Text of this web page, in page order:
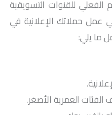
للقنوات التسويقية
حملاتك الإعلانية في
ما يلي:
العمرية الأصغر.